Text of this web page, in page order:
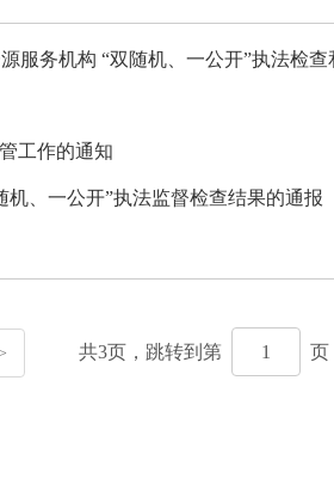
服务机构 “双随机、一公开”执法检查
工作的通知
、一公开”执法监督检查结果的通报
共3页，跳转到第 页